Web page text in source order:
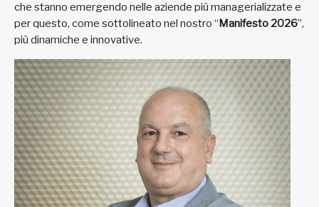
che stanno emergendo nelle aziende più managerializzate e
per questo, come sottolineato nel nostro “ Manifesto 2026”,
più dinamiche e innovative.